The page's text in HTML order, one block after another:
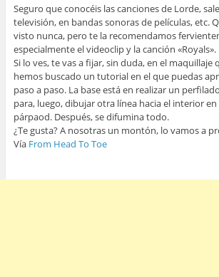
Seguro que conocéis las canciones de Lorde,
televisión, en bandas sonoras de películas, etc.
visto nunca, pero te la recomendamos
especialmente el videoclip y la canción «Royals».
Si lo ves, te vas a fijar, sin duda, en el maquillaje
hemos buscado un tutorial en el que puedas
paso a paso. La base está en realizar un
para, luego, dibujar otra línea hacia el interior
párpaod. Después, se difumina todo.
¿Te gusta? A nosotras un montón, lo vamos a
Vía From Head To Toe